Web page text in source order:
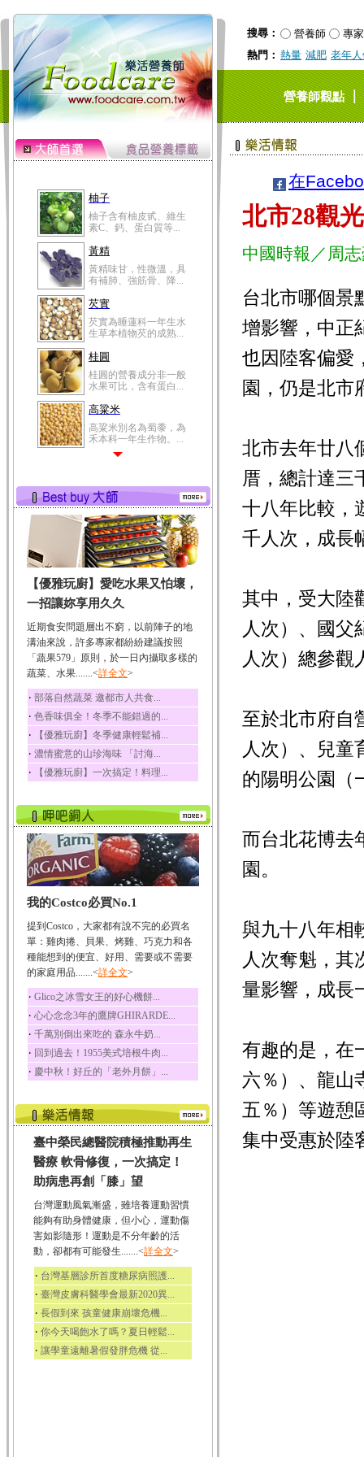
搜尋： 營養師
專家
熱門： 熱量 減肥 老年
營養師觀點｜
柚子
柚子含有柚皮甙、維生
素C、鈣、蛋白質等...
黃精
黃精味甘，性微溫，具
有補肺、強筋骨、降...
芡實
芡實為睡蓮科一年生水
生草本植物芡的成熟...
桂圓
桂圓的營養成分非一般
水果可比，含有蛋白...
高粱米
高粱米別名為蜀黍，為
禾本科一年生作物。...
有蛋白質、脂肪、磷...
鮪魚
鮪魚肚肉中的不飽和脂
肪酸內富含EPA和DH...
韭菜
韭菜所含的膳食纖維能
幫助消化與通便；揮...
冬瓜
冬瓜營養價值高，鈉含
量極低是水腫病人的...
豆豉
豆豉裡頭含有營養的蛋
白質、脂肪、鈣、磷...
榛果
榛果裡所含的營養素有
蛋白質、脂肪、醣類...
迷迭香
酸、迷迭香酸、植物...
咖啡
咖啡中的咖啡因會刺激
中樞神經系統，特別...
椰子
椰子含有糖類、脂肪、
荔枝
荔枝性質溫和所含的營
養素有醣類、檸檬酸...
五味子
五味子性質溫熱所含營
養成分有揮發油、檸...
草魚
草魚含有維生素A、維生
素C、及豐富的蛋白...
【優雅玩廚】愛吃水果又怕壞，
一招讓妳享用久久
近期食安問題層出不窮，以前陣子的地
溝油來說，許多專家都紛紛建議按照
「蔬果579」原則，於一日內攝取多樣的
蔬菜、水果.......<詳全文>
‧ 部落自然蔬菜 邀都市人共食...
‧ 色香味俱全！冬季不能錯過的...
‧ 【優雅玩廚】冬季健康輕鬆補...
‧ 濃情蜜意的山珍海味 「討海...
‧ 【優雅玩廚】一次搞定！料理...
我的Costco必買No.1
提到Costco，大家都有說不完的必買名
單：雞肉捲、貝果、烤雞、巧克力和各
種能想到的便宜、好用、需要或不需要
的家庭用品.......<詳全文>
‧ Glico之冰雪女王的好心機餅...
‧ 心心念念3年的鷹牌GHIRARDE...
‧ 千萬別倒出來吃的 森永牛奶...
‧ 回到過去！1955美式培根牛肉...
‧ 慶中秋！好丘的「老外月餅」...
臺中榮民總醫院積極推動再生
醫療 軟骨修復，一次搞定！
助病患再創「膝」望
台灣運動風氣漸盛，雖培養運動習慣
能夠有助身體健康，但小心，運動傷
害如影隨形！運動是不分年齡的活
動，卻都有可能發生.......<詳全文>
‧ 台灣基層診所首度糖尿病照護...
‧ 臺灣皮膚科醫學會最新2020異...
‧ 長假到來 孩童健康崩壞危機...
‧ 你今天喝飽水了嗎？夏日輕鬆...
‧ 讓學童遠離暑假發胖危機 從...
在
北市28觀
中國時報／周
台北市哪個景
增影響，中正
也因陸客偏愛
園，仍是北市
北市去年廿八
厝，總計達三
十八年比較，
千人次，成長
其中，受大陸
人次）、國父
人次）總參觀
至於北市府自
人次）、兒童
的陽明公園（
而台北花博去
園。
與九十八年相
人次奪魁，其
量影響，成長
有趣的是，在
六％）、龍山
五％）等遊憩
集中受惠於陸